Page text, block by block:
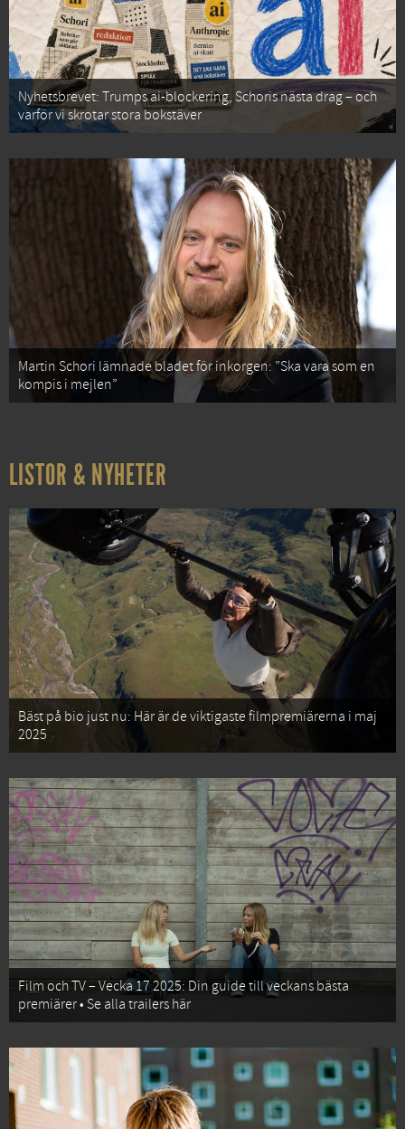
Nyhetsbrevet: Trumps ai-blockering, Schoris nästa drag – och
varför vi skrotar stora bokstäver
Martin Schori lämnade bladet för inkorgen: ”Ska vara som en
kompis i mejlen”
LISTOR & NYHETER
Bäst på bio just nu: Här är de viktigaste filmpremiärerna i maj
2025
Film och TV – Vecka 17 2025: Din guide till veckans bästa
premiärer • Se alla trailers här